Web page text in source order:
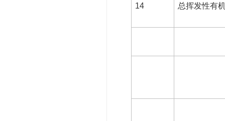
14 总挥发性有